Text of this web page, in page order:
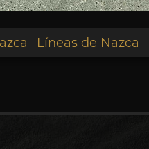
Líneas de Nazca